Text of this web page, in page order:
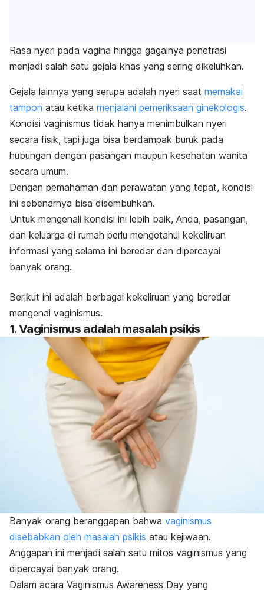
Rasa nyeri pada vagina hingga gagalnya penetrasi
menjadi salah satu gejala khas yang sering dikeluhkan.
Gejala lainnya yang serupa adalah nyeri saat memakai
tampon atau ketika menjalani pemeriksaan ginekologis.
Kondisi vaginismus tidak hanya menimbulkan nyeri
secara fisik, tapi juga bisa berdampak buruk pada
hubungan dengan pasangan maupun kesehatan wanita
secara umum.
Dengan pemahaman dan perawatan yang tepat, kondisi
ini sebenarnya bisa disembuhkan.
Untuk mengenali kondisi ini lebih baik, Anda, pasangan,
dan keluarga di rumah perlu mengetahui kekeliruan
informasi yang selama ini beredar dan dipercayai
banyak orang.
Berikut ini adalah berbagai kekeliruan yang beredar
mengenai vaginismus.
1. Vaginismus adalah masalah psikis
Banyak orang beranggapan bahwa vaginismus
disebabkan oleh masalah psikis atau kejiwaan.
Anggapan ini menjadi salah satu mitos vaginismus yang
dipercayai banyak orang.
Dalam acara Vaginismus Awareness Day yang